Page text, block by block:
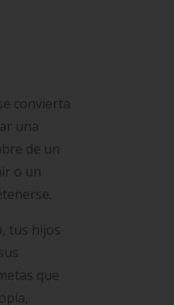
convierta
una
de un
o un
tus hijos
que